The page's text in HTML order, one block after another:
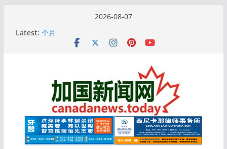
2026-08-07
Latest: 10万人排队入籍加拿大！美占一半，现在申请要等19
加拿大人平均周薪升至此数！你有没有？
特鲁多半裸与水果姐海滩激吻! 热恋一年感情持续升温
更多名校恢复SAT 考试，新学年大学申请开跑7个大不